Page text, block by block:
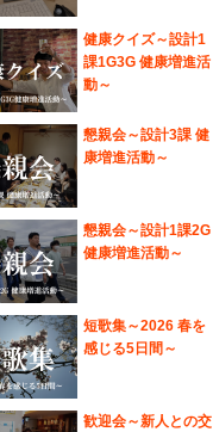
健康クイズ～設計1
課1G3G 健康増進活
動～
懇親会～設計3課 健
康増進活動～
懇親会～設計1課2G
健康増進活動～
短歌集～2026 春を
感じる5日間～
歓迎会～新人との交